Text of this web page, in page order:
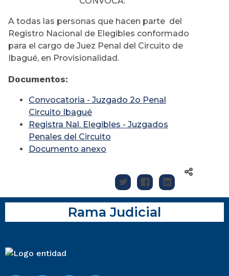
A todas las personas que hacen parte del
Registro Nacional de Elegibles conformado
para el cargo de Juez Penal del Circuito de
Ibagué, en Provisionalidad.
Documentos:
Convocatoria - Juzgado 2o Penal
Circuito Ibagué
Registra Nal. Elegibles - Juzgados
Penales del Circuito
Documento anexo
Rama Judicial